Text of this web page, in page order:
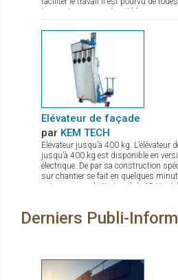
Les ventouses se sécurité à pompe
diamètre. Le palonnier porte verre
du verre, et de par sa conception
peut passer par des portes. La mise
fait en quelques secondes. Il est de
Elévateur de façade
par KEM TECH
Elévateur jusqu’à 400 kg. L’élévateur
jusqu’à 400 kg est disponible en
électrique. De par sa construction
sur chantier se fait en quelques
autonome sur batterie gel de 12 V est
de stabilisation à hauteur réglable.
Derniers Publi-